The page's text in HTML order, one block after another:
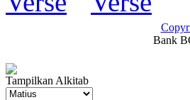
Bank
Tampilkan Alkitab